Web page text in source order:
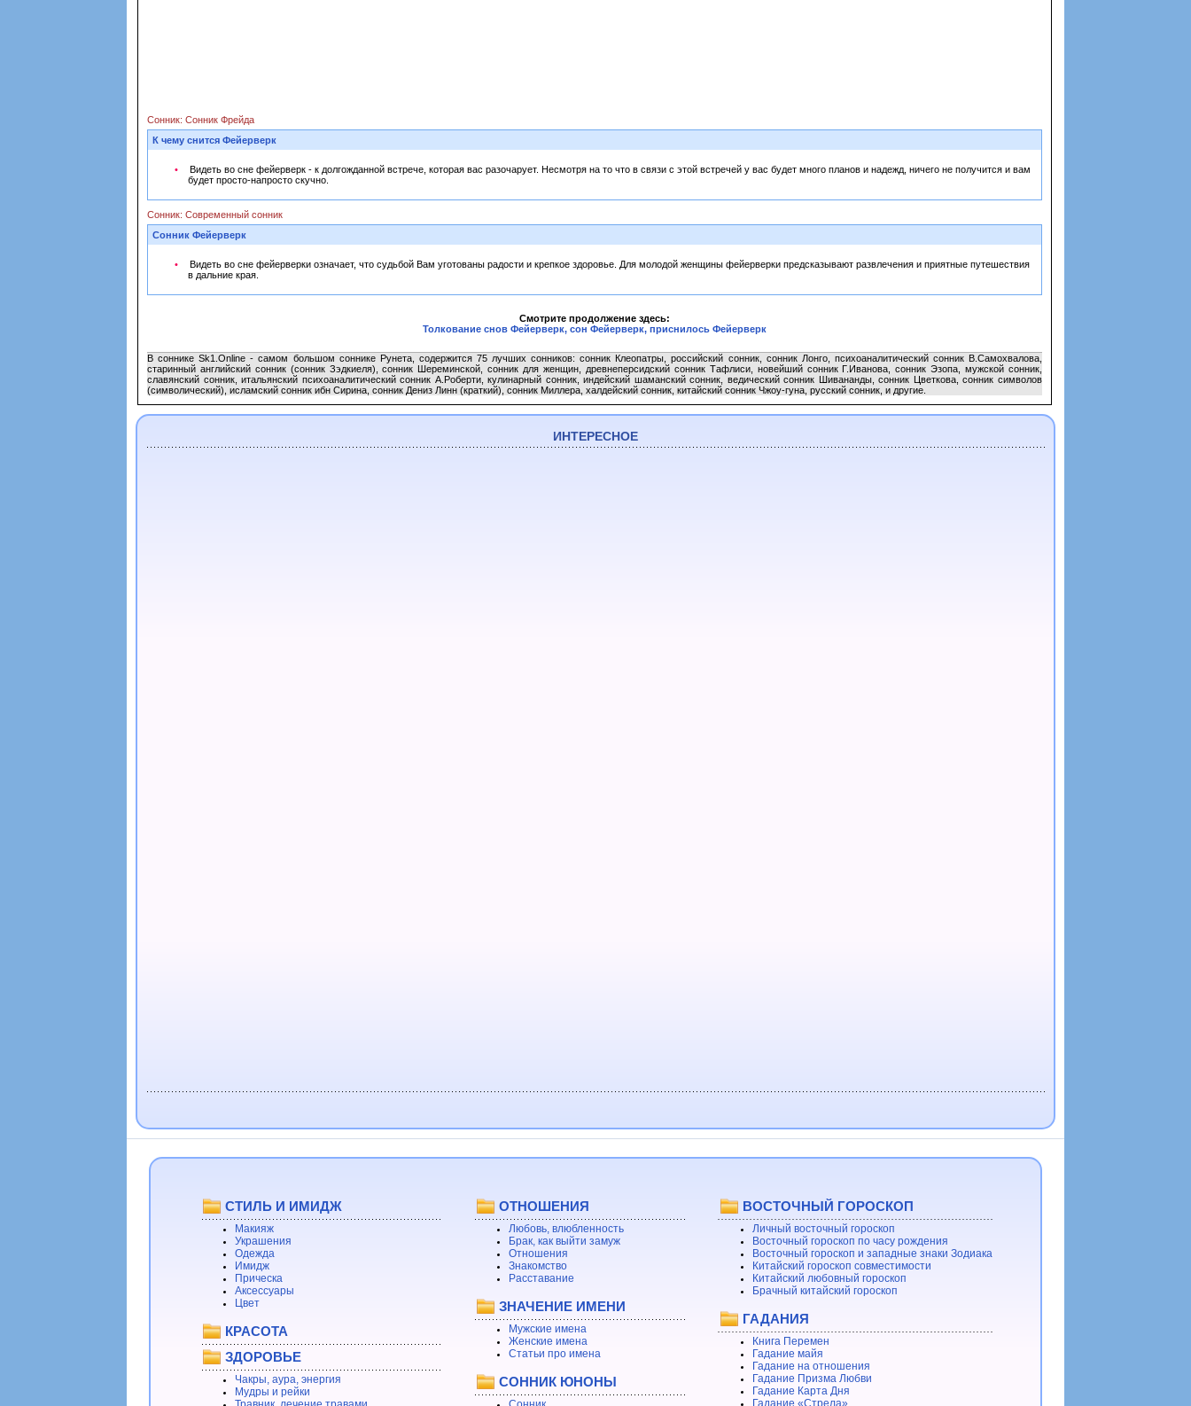
Сонник: Сонник Фрейда
К чему снится Фейерверк
Видеть во сне фейерверк - к долгожданной встрече, которая вас разочарует. Несмотря на то что в связи с этой встречей у вас будет много планов и надежд, ничего не получится и вам
будет просто-напросто скучно.
Сонник: Современный сонник
Сонник Фейерверк
Видеть во сне фейерверки означает, что судьбой Вам уготованы радости и крепкое здоровье. Для молодой женщины фейерверки предсказывают развлечения и приятные путешествия
в дальние края.
Смотрите продолжение здесь:
Толкование снов Фейерверк, сон Фейерверк, приснилось Фейерверк
В соннике Sk1.Online - самом большом соннике Рунета, содержится 75 лучших сонников: сонник Клеопатры, российский сонник, сонник Лонго, психоаналитический сонник В.Самохвалова,
старинный английский сонник (сонник Зэдкиеля), сонник Шереминской, сонник для женщин, древнеперсидский сонник Тафлиси, новейший сонник Г.Иванова, сонник Эзопа, мужской сонник,
славянский сонник, итальянский психоаналитический сонник А.Роберти, кулинарный сонник, индейский шаманский сонник, ведический сонник Шивананды, сонник Цветкова, сонник символов
(символический), исламский сонник ибн Сирина, сонник Дениз Линн (краткий), сонник Миллера, халдейский сонник, китайский сонник Чжоу-гуна, русский сонник, и другие.
ИНТЕРЕСНОЕ
СТИЛЬ И ИМИДЖ
Макияж
Украшения
Одежда
Имидж
Прическа
Аксессуары
Цвет
КРАСОТА
ЗДОРОВЬЕ
Чакры, аура, энергия
Мудры и рейки
ОТНОШЕНИЯ
Любовь, влюбленность
Брак, как выйти замуж
Отношения
Знакомство
Расставание
ЗНАЧЕНИЕ ИМЕНИ
Мужские имена
Женские имена
Статьи про имена
СОННИК ЮНОНЫ
ВОСТОЧНЫЙ ГОРОСКОП
Личный восточный гороскоп
Восточный гороскоп по часу рождения
Восточный гороскоп и западные знаки Зодиака
Китайский гороскоп совместимости
Китайский любовный гороскоп
Брачный китайский гороскоп
ГАДАНИЯ
Книга Перемен
Гадание майя
Гадание на отношения
Гадание Призма Любви
Гадание Карта Дня
Гадание «Стрела»